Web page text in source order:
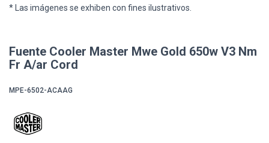
* Las imágenes se exhiben con fines ilustrativos.
Fuente Cooler Master Mwe Gold 650w V3 Nm
Fr A/ar Cord
MPE-6502-ACAAG